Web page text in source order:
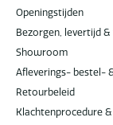
Openingstijden
Bezorgen, levertijd
Showroom
Afleverings- bestel-
Retourbeleid
Klachtenprocedure